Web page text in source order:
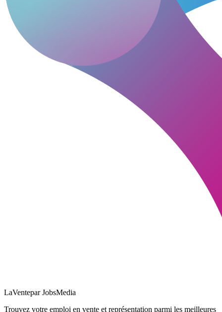
LaVentepar JobsMedia
Trouvez votre emploi en vente et représentation parmi les meilleures